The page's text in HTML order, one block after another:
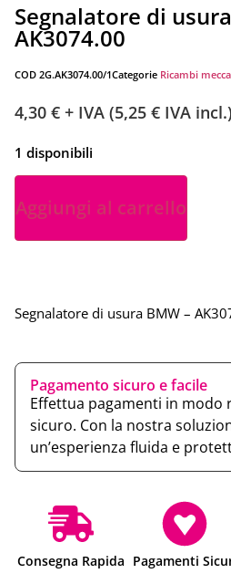
Segnalatore di
AK3074.00
COD 2G.AK3074.00/1Categorie Ricambi
4,30 € + IVA (5,25 € IVA incl.)
1 disponibili
Aggiungi al carrello
Segnalatore di usura BMW –
Pagamento sicuro e facile
Effettua pagamenti in modo
sicuro. Con la nostra
un’esperienza fluida e
Consegna Rapida Pagamenti